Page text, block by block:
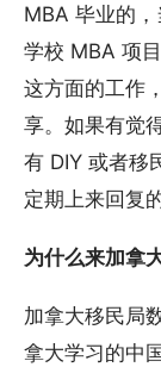
MBA 毕业的
学校 MBA 项
这方面的工作
享。如果有觉
有 DIY 或者移
定期上来回复的
为什么来加拿
加拿大移民局
拿大学习的中